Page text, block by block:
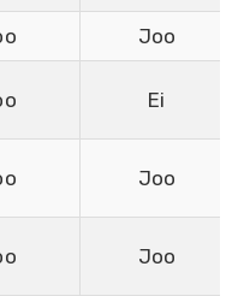
Joo
Ei
Joo
Joo